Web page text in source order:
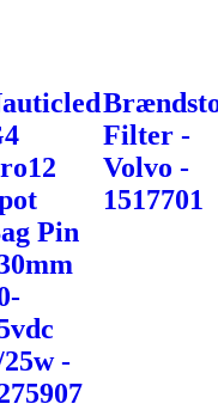
Pin
-
Filter -
Volvo -
1517701